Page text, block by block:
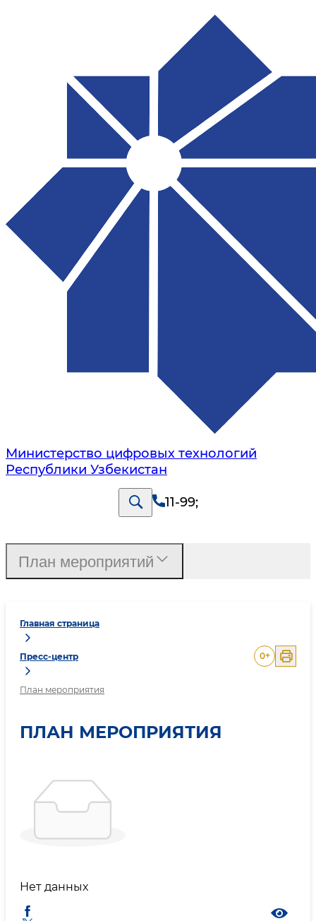
Министерство цифровых технологий
Республики Узбекистан
11-99;
Главная страница
Пресс-центр
План мероприятия
0+
ПЛАН МЕРОПРИЯТИЯ
Нет данных
План мероприятий